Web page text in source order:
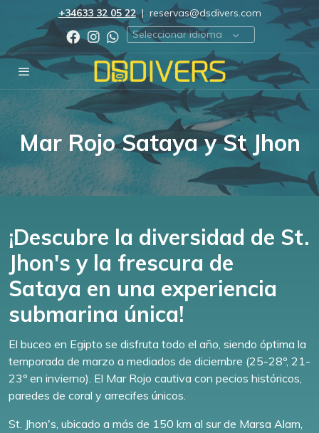
+34633 32 05 22 | reservas@dsdivers.com
Seleccionar idioma
Mar Rojo Sataya y St Jhon
¡Descubre la diversidad de St.
Jhon's y la frescura de
Sataya en una experiencia
submarina única!
El buceo en Egipto se disfruta todo el año, siendo óptima la
temporada de marzo a mediados de diciembre (25-28º, 21-
23º en invierno). El Mar Rojo cautiva con pecios históricos,
paredes de coral y arrecifes únicos.
St. Jhon's, ubicado a más de 150 km al sur de Marsa Alam,